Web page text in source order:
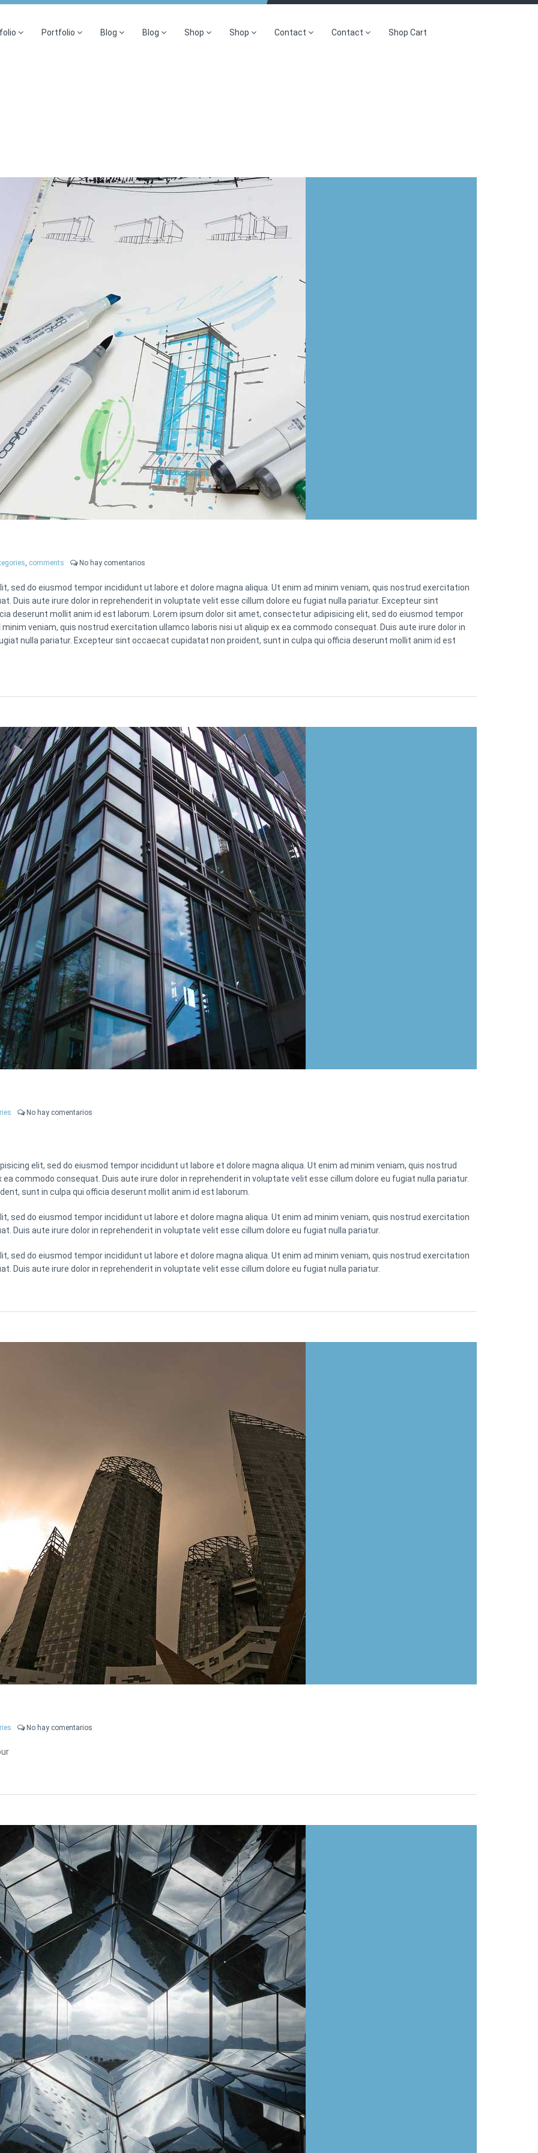
Portfolio Blog Blog Shop Shop Contact Contact Shop Cart
, comments No hay comentarios
sed do eiusmod tempor incididunt ut labore et dolore magna aliqua. Ut enim ad minim veniam, quis nostrud exercitation
Duis aute irure dolor in reprehenderit in voluptate velit esse cillum dolore eu fugiat nulla pariatur. Excepteur sint
deserunt mollit anim id est laborum. Lorem ipsum dolor sit amet, consectetur adipisicing elit, sed do eiusmod tempor
veniam, quis nostrud exercitation ullamco laboris nisi ut aliquip ex ea commodo consequat. Duis aute irure dolor in
nulla pariatur. Excepteur sint occaecat cupidatat non proident, sunt in culpa qui officia deserunt mollit anim id est
No hay comentarios
elit, sed do eiusmod tempor incididunt ut labore et dolore magna aliqua. Ut enim ad minim veniam, quis nostrud
commodo consequat. Duis aute irure dolor in reprehenderit in voluptate velit esse cillum dolore eu fugiat nulla pariatur.
sunt in culpa qui officia deserunt mollit anim id est laborum.
sed do eiusmod tempor incididunt ut labore et dolore magna aliqua. Ut enim ad minim veniam, quis nostrud exercitation
Duis aute irure dolor in reprehenderit in voluptate velit esse cillum dolore eu fugiat nulla pariatur.
sed do eiusmod tempor incididunt ut labore et dolore magna aliqua. Ut enim ad minim veniam, quis nostrud exercitation
Duis aute irure dolor in reprehenderit in voluptate velit esse cillum dolore eu fugiat nulla pariatur.
No hay comentarios